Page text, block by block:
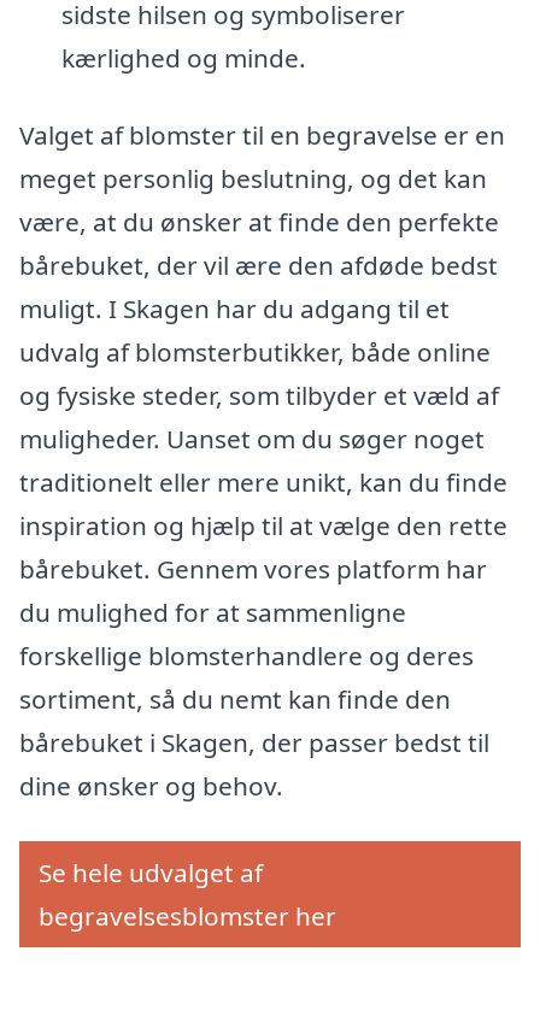
sidste hilsen og symboliserer
kærlighed og minde.
Valget af blomster til en begravelse er en
meget personlig beslutning, og det kan
være, at du ønsker at finde den perfekte
bårebuket, der vil ære den afdøde bedst
muligt. I Skagen har du adgang til et
udvalg af blomsterbutikker, både online
og fysiske steder, som tilbyder et væld af
muligheder. Uanset om du søger noget
traditionelt eller mere unikt, kan du finde
inspiration og hjælp til at vælge den rette
bårebuket. Gennem vores platform har
du mulighed for at sammenligne
forskellige blomsterhandlere og deres
sortiment, så du nemt kan finde den
bårebuket i Skagen, der passer bedst til
dine ønsker og behov.
Se hele udvalget af
begravelsesblomster her